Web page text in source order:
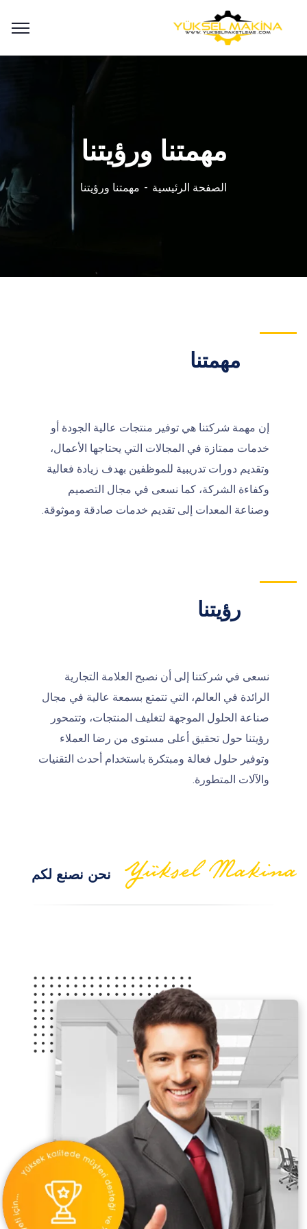
مهمتنا ورؤيتنا
الصفحة الرئيسية مهمتنا ورؤيتنا
مهمتنا
إن مهمة شركتنا هي توفير منتجات عالية الجودة أو
خدمات ممتازة في المجالات التي يحتاجها الأعمال،
وتقديم دورات تدريبية للموظفين بهدف زيادة فعالية
وكفاءة الشركة، كما نسعى في مجال التصميم
وصناعة المعدات إلى تقديم خدمات صادقة وموثوقة.
رؤيتنا
نسعى في شركتنا إلى أن نصبح العلامة التجارية
الرائدة في العالم، التي تتمتع بسمعة عالية في مجال
صناعة الحلول الموجهة لتغليف المنتجات، وتتمحور
رؤيتنا حول تحقيق أعلى مستوى من رضا العملاء
وتوفير حلول فعالة ومبتكرة باستخدام أحدث التقنيات
والآلات المتطورة.
نحن نصنع لكم